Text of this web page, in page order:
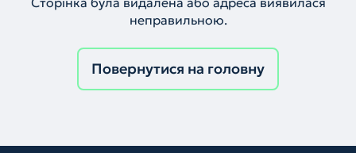
неправильною.
Повернутися на головну